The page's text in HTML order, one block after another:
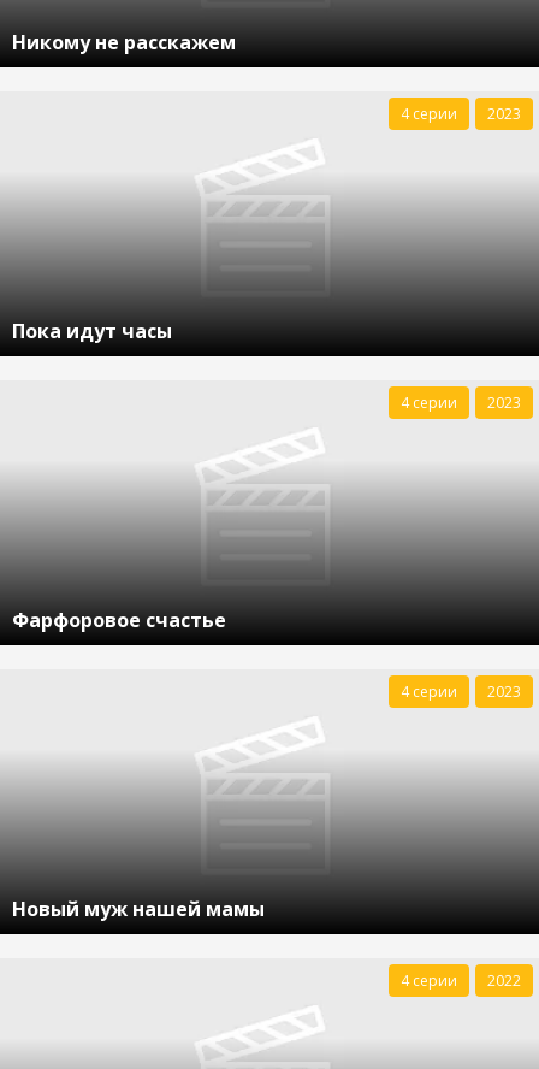
Никому не расскажем
Пока идут часы
4 серии 2023
Фарфоровое счастье
4 серии 2023
Новый муж нашей мамы
4 серии 2023
4 серии 2022